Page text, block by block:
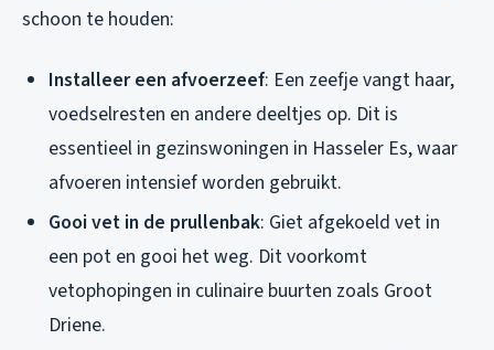
schoon te houden:
Installeer een afvoerzeef: Een zeefje vangt haar,
voedselresten en andere deeltjes op. Dit is
essentieel in gezinswoningen in Hasseler Es, waar
afvoeren intensief worden gebruikt.
Gooi vet in de prullenbak: Giet afgekoeld vet in
een pot en gooi het weg. Dit voorkomt
vetophopingen in culinaire buurten zoals Groot
Driene.